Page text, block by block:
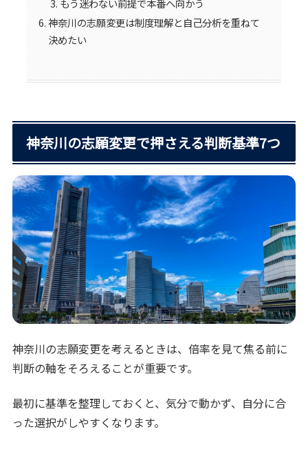
もう迷わない前提で本番へ向かう
神奈川の志願変更は制度理解と自己分析を重ねて
決めたい
神奈川の志願変更で押さえる判断基準7つ
神奈川の志願変更を考えるときは、倍率を見て焦る前に
判断の軸をそろえることが重要です。
最初に基準を整理しておくと、気分で動かず、自分に合
った選択がしやすくなります。